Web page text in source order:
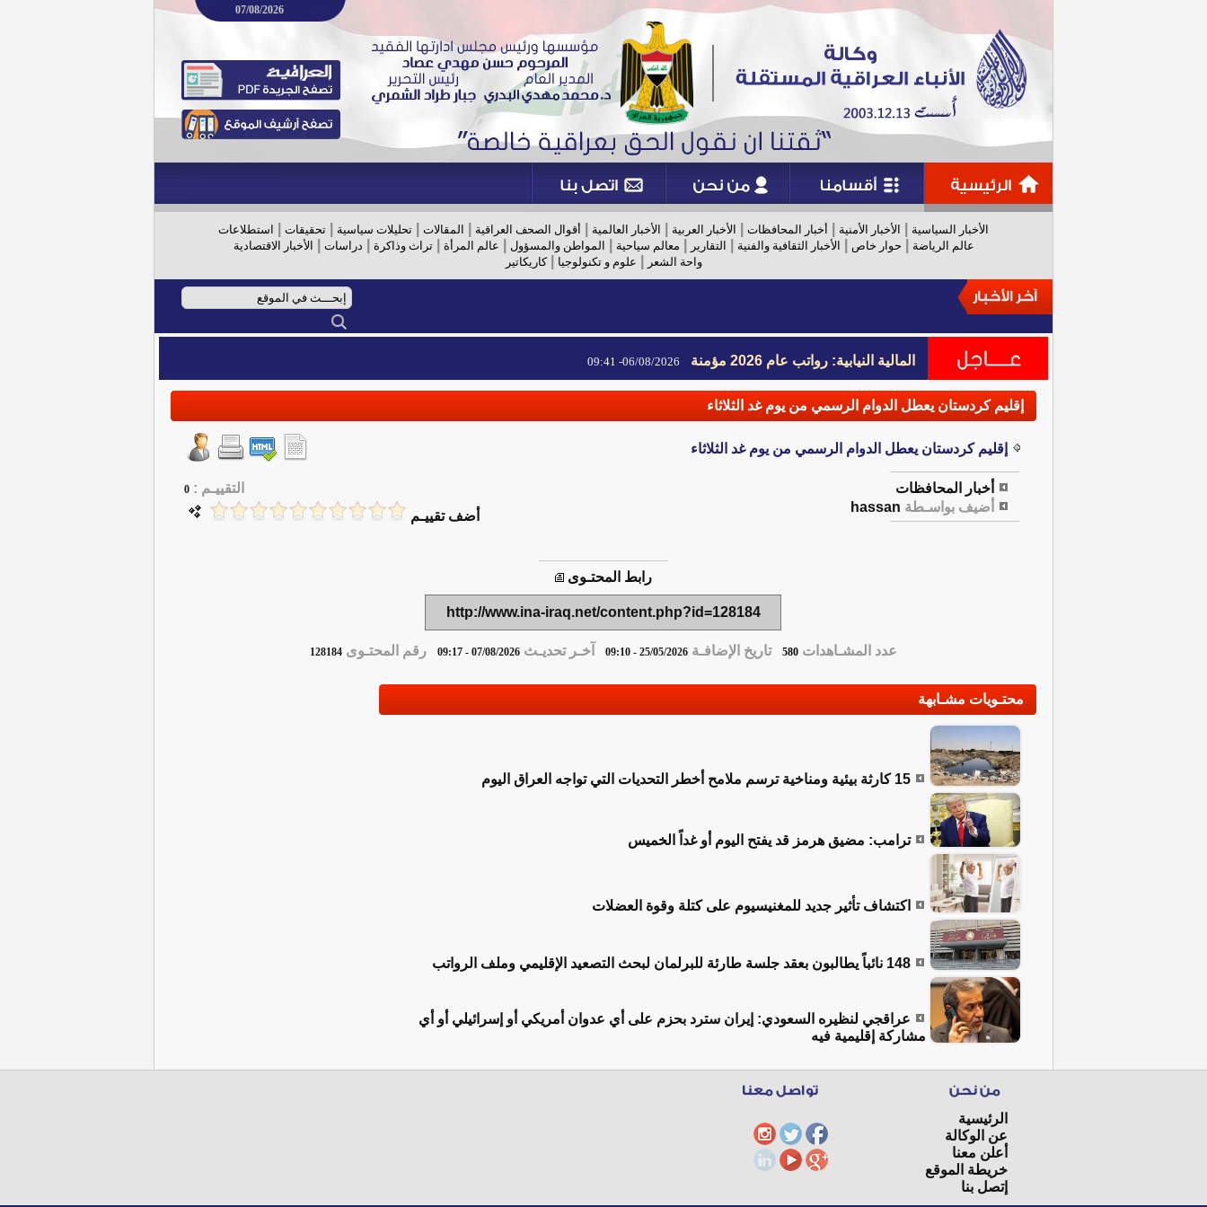
07/08/2026
الأخبار السياسية الأخبار الأمنية أخبار المحافظات الأخبار العربية الأخبار العالمية أقوال الصحف العراقية المقالات تحليلات سياسية تحقيقات
استطلاعات
عالم الرياضة
حوار خاص الأخبار الثقافية والفنية التقارير معالم سياحية المواطن والمسؤول عالم المرأة |تراث وذاكرة دراسات
الأخبار الاقتصادية
واحة الشعر
علوم و تكنولوجيا |كاريكاتير
المالية النيابية: رواتب عام 2026 مؤمنة 06/08/2026- 09:41
المالية النيابية: رواتب عام 2026 مؤمنة 06/08/2026- 09:41
إقليم كردستان يعطل الدوام الرسمي من يوم غد الثلاثاء
إقليم كردستان يعطل الدوام الرسمي من يوم غد الثلاثاء
أخبار المحافظات التقييـم : 0
أضيف بواسـطة hassan
أضف تقييـم
رابط المحتـوى
http://www.ina-iraq.net/content.php?id=128184
عدد المشـاهدات580 تاريخ الإضافـة25/05/2026 - 09:10 آخـر تحديـث07/08/2026 - 09:17 رقم المحتـوى128184
محتـويات مشـابهة
15 كارثة بيئية ومناخية ترسم ملامح أخطر التحديات التي تواجه العراق اليوم
ترامب: مضيق هرمز قد يفتح اليوم أو غداً الخميس
اكتشاف تأثير جديد للمغنيسيوم على كتلة وقوة العضلات
148 نائباً يطالبون بعقد جلسة طارئة للبرلمان لبحث التصعيد الإقليمي وملف الرواتب
عراقجي لنظيره السعودي: إيران سترد بحزم على أي عدوان أمريكي أو إسرائيلي أو أي
مشاركة إقليمية فيه
الرئيسية
عن الوكالة
أعلن معنا
خريطة الموقع
إتصل بنا